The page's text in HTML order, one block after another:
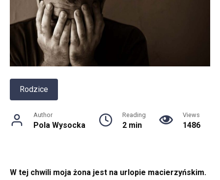
Rodzice
Author
Pola Wysocka
Reading
2 min
Views
1486
W tej chwili moja żona jest na urlopie macierzyńskim.